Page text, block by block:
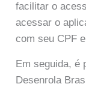
facilitar o
acessar o
com seu CPF
Em seguida, é
Desenrola